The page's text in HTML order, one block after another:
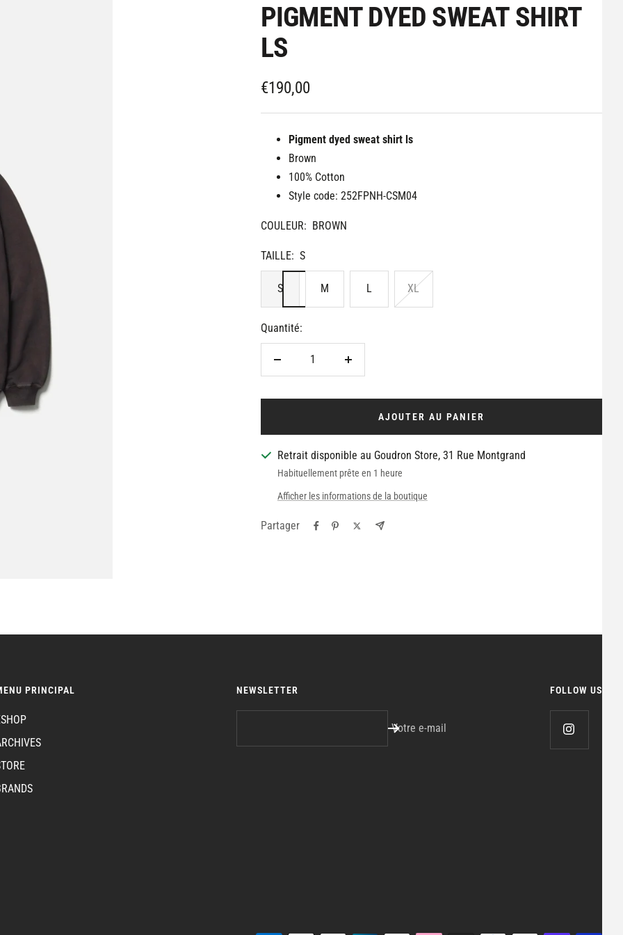
PIGMENT DYED SWEAT SHIRT
LS
Prix
de
vente
€190,00
Pigment dyed sweat shirt ls
Brown
100% Cotton
Style code: 252FPNH-CSM04
COULEUR: BROWN
TAILLE: S
S M L XL
Quantité:
AJOUTER AU PANIER
Retrait disponible au Goudron Store, 31 Rue Montgrand
Habituellement prête en 1 heure
Afficher les informations de la boutique
Partager
PRINCIPAL NEWSLETTER
Votre e-mail
FOLLOW US